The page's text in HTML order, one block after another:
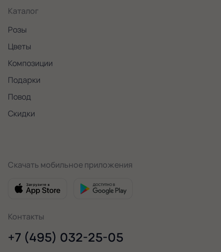
Каталог
Розы
Цветы
Композиции
Подарки
Повод
Скидки
Скачать мобильное приложения
Контакты
+7 (495) 032-25-05